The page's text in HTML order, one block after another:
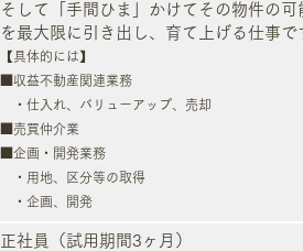
そして「手間ひま」かけてその物件の可
を最大限に引き出し、育て上げる仕事で
【具体的には】
■収益不動産関連業務
・仕入れ、バリューアップ、売却
■売買仲介業
■企画・開発業務
・用地、区分等の取得
・企画、開発
正社員（試用期間3ヶ月）